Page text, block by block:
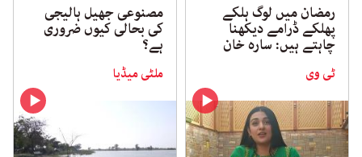
رمضان میں لوگ ہلکے
پھلکے ڈرامے دیکھنا
چاہتے ہیں: سارہ خان
ٹی وی
مصنوعی جھیل ہالیجی
کی بحالی کیوں ضروری
ہے؟
ملٹی میڈیا